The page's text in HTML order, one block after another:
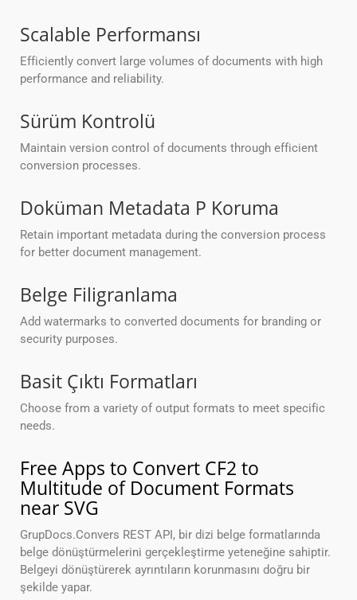
Scalable Performansı
Efficiently convert large volumes of documents with high
performance and reliability.
Sürüm Kontrolü
Maintain version control of documents through efficient
conversion processes.
Doküman Metadata P Koruma
Retain important metadata during the conversion process
for better document management.
Belge Filigranlama
Add watermarks to converted documents for branding or
security purposes.
Basit Çıktı Formatları
Choose from a variety of output formats to meet specific
needs.
Free Apps to Convert CF2 to
Multitude of Document Formats
near SVG
GrupDocs.Convers REST API, bir dizi belge formatlarında
belge dönüştürmelerini gerçekleştirme yeteneğine sahiptir.
Belgeyi dönüştürerek ayrıntıların korunmasını doğru bir
şekilde yapar.